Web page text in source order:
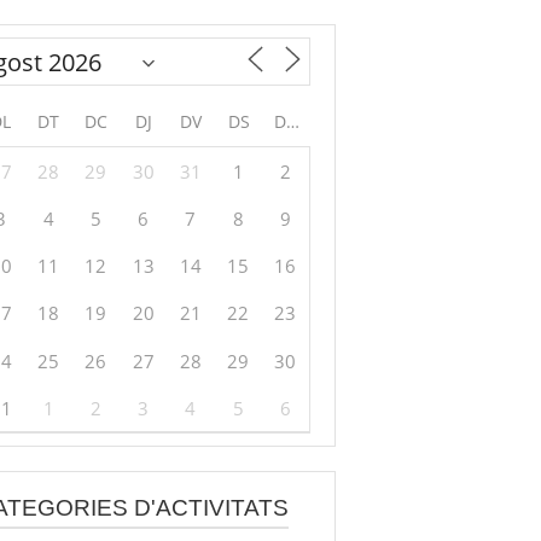
DT DC DJ DV DS DG
28 29 30 31 1
2
4 5 6 7 8
9
11 12 13 14 15
16
18 19 20 21 22
23
25 26 27 28 29
30
1 2 3 4 5 6
D'ACTIVITATS